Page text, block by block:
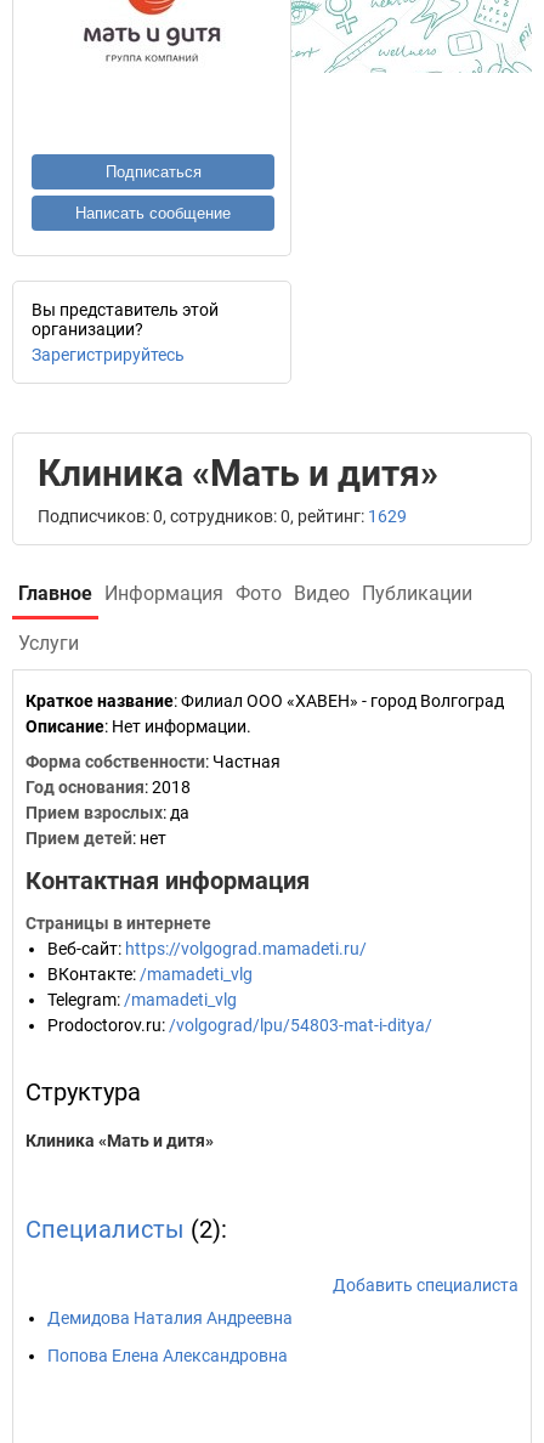
Подписаться
Написать сообщение
Вы представитель этой
организации?
Зарегистрируйтесь
Клиника «Мать и дитя»
Подписчиков: 0, сотрудников: 0, рейтинг: 1629
Главное Информация Фото Видео Публикации
Услуги
Краткое название:Филиал ООО «ХАВЕН» - город Волгоград
Описание: Нет информации.
Форма собственности: Частная
Год основания:2018
Прием взрослых: да
Прием детей: нет
Контактная информация
Страницы в интернете
Веб-сайт: https://volgograd.mamadeti.ru/
ВКонтакте: /mamadeti_vlg
Telegram: /mamadeti_vlg
Prodoctorov.ru: /volgograd/lpu/54803-mat-i-ditya/
Структура
Клиника «Мать и дитя»
Специалисты (2):
Добавить специалиста
Демидова Наталия Андреевна
Попова Елена Александровна